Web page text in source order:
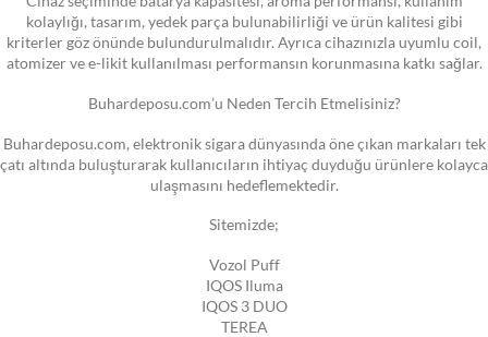
kolaylığı, tasarım, yedek parça bulunabilirliği ve ürün kalitesi gibi
kriterler göz önünde bulundurulmalıdır. Ayrıca cihazınızla uyumlu coil,
atomizer ve e-likit kullanılması performansın korunmasına katkı sağlar.
Buhardeposu.com’u Neden Tercih Etmelisiniz?
Buhardeposu.com, elektronik sigara dünyasında öne çıkan markaları tek
çatı altında buluşturarak kullanıcıların ihtiyaç duyduğu ürünlere kolayca
ulaşmasını hedeflemektedir.
Sitemizde;
Vozol Puff
IQOS Iluma
IQOS 3 DUO
TEREA